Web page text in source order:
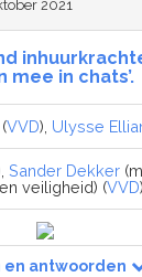
2021
mee in chats’.
(VVD), Ulysse
Sander Dekker
veiligheid) (VVD)
en antwoorden